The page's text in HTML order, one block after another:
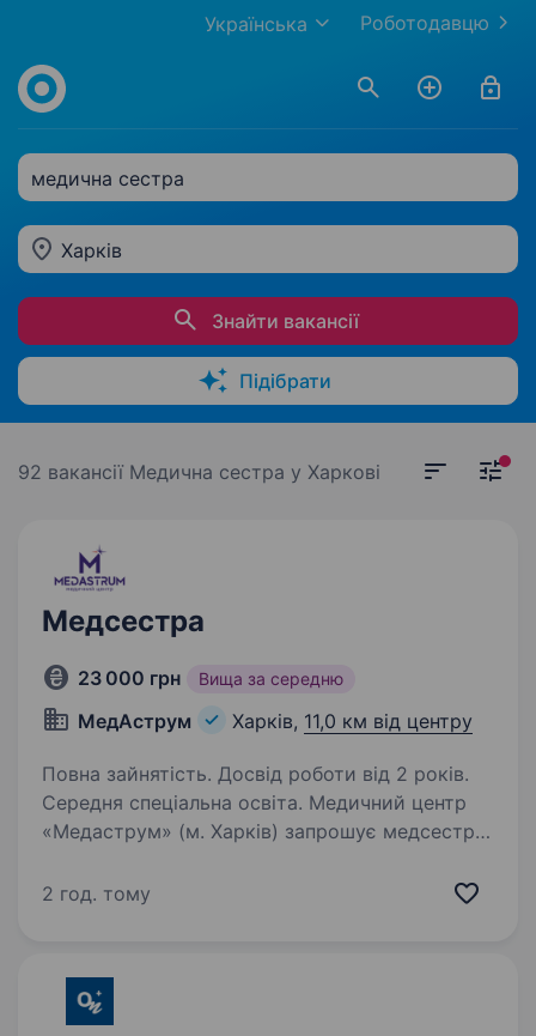
Роботодавцю
Українська
медична сестра
Харків
Знайти вакансії
Підібрати
92 вакансії Медична сестра у Харкові
Медсестра
23 000 грн Вища за середню
МедАструм Харків, 11,0 км від центру
Повна зайнятість. Досвід роботи від 2 років.
Середня спеціальна освіта. Медичний центр
«Медаструм» (м. Харків) запрошує медсестру
кожного нашого співробітника та націлені
2 год. тому